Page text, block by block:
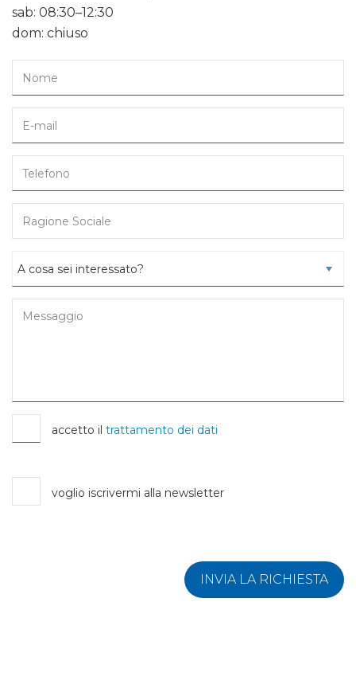
sab: 08:30–12:30
dom: chiuso
accetto il trattamento dei dati
voglio iscrivermi alla newsletter
INVIA LA RICHIESTA